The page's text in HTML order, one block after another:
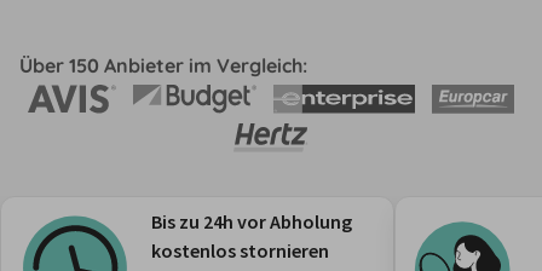
Über 150 Anbieter im Vergleich:
Bis zu 24h vor Abholung
kostenlos stornieren